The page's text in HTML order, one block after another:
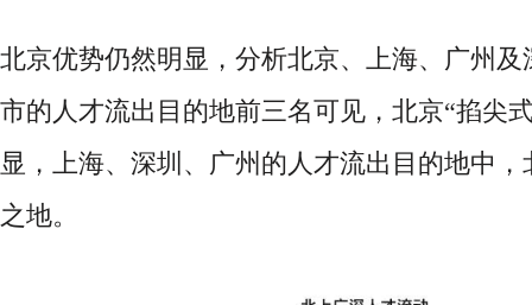
北京优势仍然明显，分析北京、上海、广州及
市的人才流出目的地前三名可见，北京“掐尖
显，上海、深圳、广州的人才流出目的地中
之地。